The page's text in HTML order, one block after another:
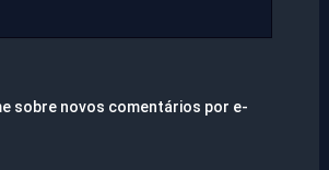
sobre novos comentários por e-